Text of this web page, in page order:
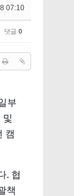
07:10
댓글 0
부
및
캠
. 협
책